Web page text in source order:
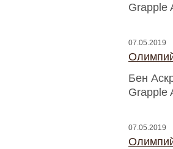
Grapple
07.05.2019
Бен
Grapple
07.05.2019